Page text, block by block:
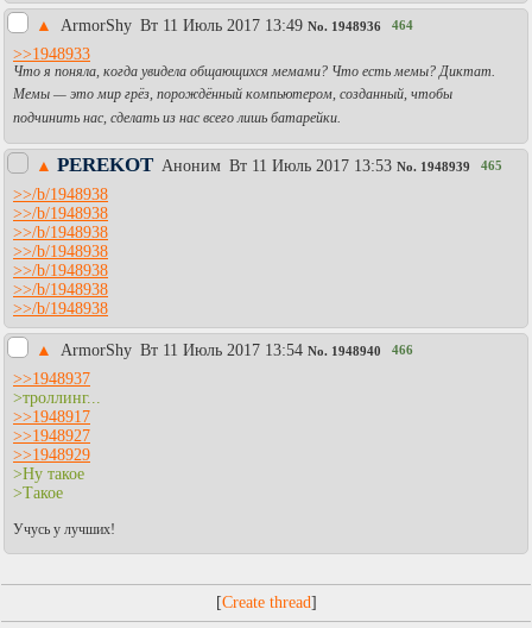
▲ АrmоrShy Вт 11 Июль 2017 13:49 No. 1948936 464
>>1948933
Что я поняла, когда увидела общающихся мемами? Что есть мемы? Диктат.
Мемы — это мир грёз, порождённый компьютером, созданный, чтобы
подчинить нас, сделать из нас всего лишь батарейки.
▲ PEREKOT Аноним Вт 11 Июль 2017 13:53 No. 1948939 465
>>/b/1948938
>>/b/1948938
>>/b/1948938
>>/b/1948938
>>/b/1948938
>>/b/1948938
>>/b/1948938
▲ АrmоrShy Вт 11 Июль 2017 13:54 No. 1948940 466
>>1948937
>троллинг...
>>1948917
>>1948927
>>1948929
>Ну такое
>Такое
Учусь у лучших!
[ ]